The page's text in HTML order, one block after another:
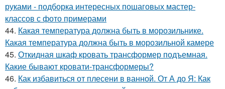
руками - подборка интересных пошаговых мастер-
классов с фото примерами
44. Какая температура должна быть в морозильнике.
Какая температура должна быть в морозильной камере
45. Откидная шкаф кровать трансформер подъемная.
Какие бывают кровати-трансформеры?
46. Как избавиться от плесени в ванной. От А до Я: Как